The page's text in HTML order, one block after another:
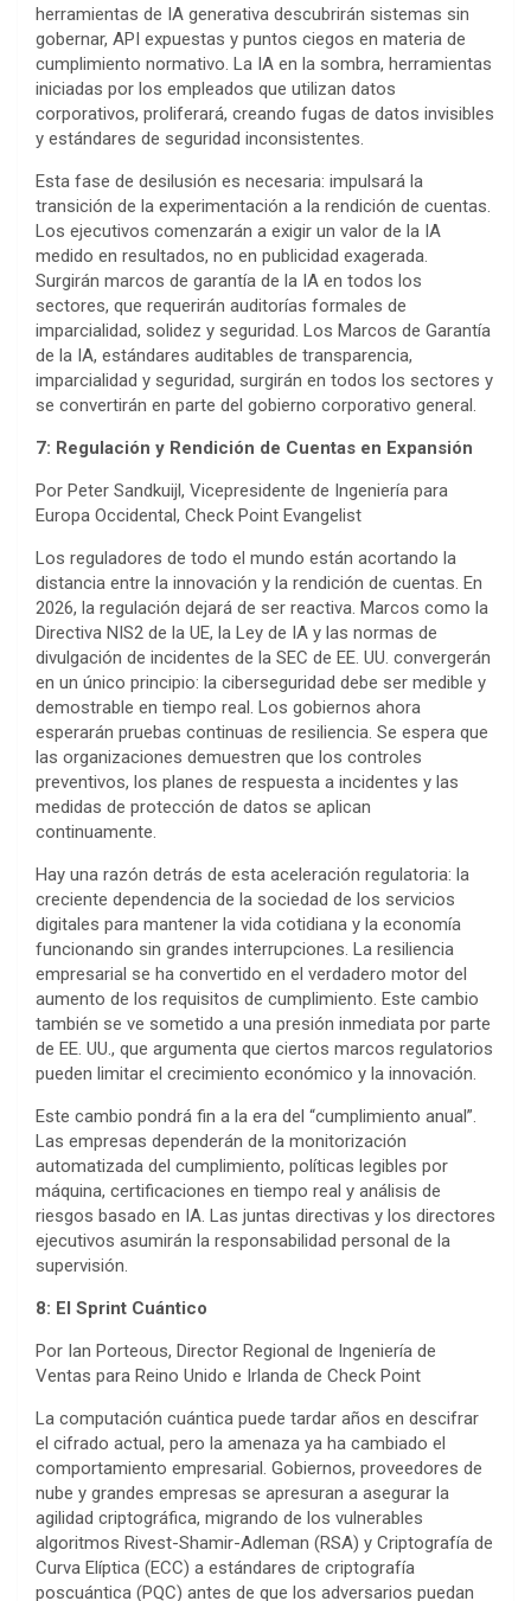
herramientas de IA generativa descubrirán sistemas sin
gobernar, API expuestas y puntos ciegos en materia de
cumplimiento normativo. La IA en la sombra, herramientas
iniciadas por los empleados que utilizan datos
corporativos, proliferará, creando fugas de datos invisibles
y estándares de seguridad inconsistentes.
Esta fase de desilusión es necesaria: impulsará la
transición de la experimentación a la rendición de cuentas.
Los ejecutivos comenzarán a exigir un valor de la IA
medido en resultados, no en publicidad exagerada.
Surgirán marcos de garantía de la IA en todos los
sectores, que requerirán auditorías formales de
imparcialidad, solidez y seguridad. Los Marcos de Garantía
de la IA, estándares auditables de transparencia,
imparcialidad y seguridad, surgirán en todos los sectores y
se convertirán en parte del gobierno corporativo general.
7: Regulación y Rendición de Cuentas en Expansión
Por Peter Sandkuijl, Vicepresidente de Ingeniería para
Europa Occidental, Check Point Evangelist
Los reguladores de todo el mundo están acortando la
distancia entre la innovación y la rendición de cuentas. En
2026, la regulación dejará de ser reactiva. Marcos como la
Directiva NIS2 de la UE, la Ley de IA y las normas de
divulgación de incidentes de la SEC de EE. UU. convergerán
en un único principio: la ciberseguridad debe ser medible y
demostrable en tiempo real. Los gobiernos ahora
esperarán pruebas continuas de resiliencia. Se espera que
las organizaciones demuestren que los controles
preventivos, los planes de respuesta a incidentes y las
medidas de protección de datos se aplican
continuamente.
Hay una razón detrás de esta aceleración regulatoria: la
creciente dependencia de la sociedad de los servicios
digitales para mantener la vida cotidiana y la economía
funcionando sin grandes interrupciones. La resiliencia
empresarial se ha convertido en el verdadero motor del
aumento de los requisitos de cumplimiento. Este cambio
también se ve sometido a una presión inmediata por parte
de EE. UU., que argumenta que ciertos marcos regulatorios
pueden limitar el crecimiento económico y la innovación.
Este cambio pondrá fin a la era del “cumplimiento anual”.
Las empresas dependerán de la monitorización
automatizada del cumplimiento, políticas legibles por
máquina, certificaciones en tiempo real y análisis de
riesgos basado en IA. Las juntas directivas y los directores
ejecutivos asumirán la responsabilidad personal de la
supervisión.
8: El Sprint Cuántico
Por Ian Porteous, Director Regional de Ingeniería de
Ventas para Reino Unido e Irlanda de Check Point
La computación cuántica puede tardar años en descifrar
el cifrado actual, pero la amenaza ya ha cambiado el
comportamiento empresarial. Gobiernos, proveedores de
nube y grandes empresas se apresuran a asegurar la
agilidad criptográfica, migrando de los vulnerables
algoritmos Rivest-Shamir-Adleman (RSA) y Criptografía de
Curva Elíptica (ECC) a estándares de criptografía
poscuántica (PQC) antes de que los adversarios puedan